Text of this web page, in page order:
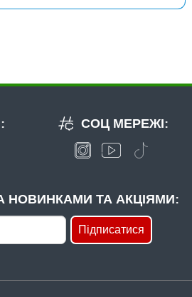
НОВИНКАМИ ТА АКЦІЯМИ:
Підписатися
СОЦ МЕРЕЖІ: